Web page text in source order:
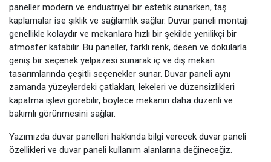
paneller modern ve endüstriyel bir estetik sunarken, taş
kaplamalar ise şıklık ve sağlamlık sağlar. Duvar paneli montajı
genellikle kolaydır ve mekanlara hızlı bir şekilde yenilikçi bir
atmosfer katabilir. Bu paneller, farklı renk, desen ve dokularla
geniş bir seçenek yelpazesi sunarak iç ve dış mekan
tasarımlarında çeşitli seçenekler sunar. Duvar paneli aynı
zamanda yüzeylerdeki çatlakları, lekeleri ve düzensizlikleri
kapatma işlevi görebilir, böylece mekanın daha düzenli ve
bakımlı görünmesini sağlar.
Yazımızda duvar panelleri hakkında bilgi verecek duvar paneli
özellikleri ve duvar paneli kullanım alanlarına değineceğiz.